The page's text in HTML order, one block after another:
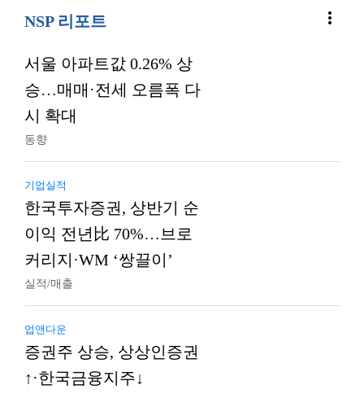
NSP 리포트 more_vert
서울 아파트값 0.26% 상
승…매매·전세 오름폭 다
시 확대
동향
기업실적
한국투자증권, 상반기 순
이익 전년比 70%…브로
커리지·WM ‘쌍끌이’
실적/매출
업앤다운
증권주 상승, 상상인증권
↑·한국금융지주↓